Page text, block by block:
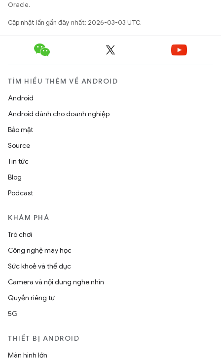
Oracle.
Cập nhật lần gần đây nhất: 2026-03-03 UTC.
TÌM HIỂU THÊM VỀ ANDROID
Android
Android dành cho doanh nghiệp
Bảo mật
Source
Tin tức
Blog
Podcast
KHÁM PHÁ
Trò chơi
Công nghệ máy học
Sức khoẻ và thể dục
Camera và nội dung nghe nhìn
Quyền riêng tư
5G
THIẾT BỊ ANDROID
Màn hình lớn